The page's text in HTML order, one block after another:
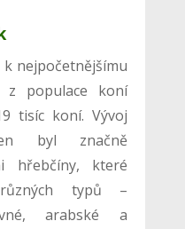
nejpočetnějšímu
populace koní
tisíc koní. Vývoj
byl značně
hřebčíny, které
typů –
arabské a